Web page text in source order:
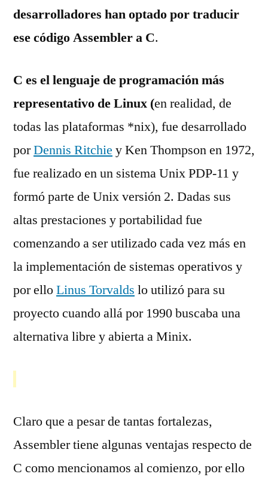
desarrolladores han optado por traducir
ese código Assembler a C.
C es el lenguaje de programación más
representativo de Linux (en realidad, de
todas las plataformas *nix), fue desarrollado
porDennis Ritchie y Ken Thompson en 1972,
fue realizado en un sistema Unix PDP-11 y
formó parte de Unix versión 2. Dadas sus
altas prestaciones y portabilidad fue
comenzando a ser utilizado cada vez más en
la implementación de sistemas operativos y
por elloLinus Torvalds lo utilizó para su
proyecto cuando allá por 1990 buscaba una
alternativa libre y abierta a Minix.
Claro que a pesar de tantas fortalezas,
Assembler tiene algunas ventajas respecto de
C como mencionamos al comienzo, por ello